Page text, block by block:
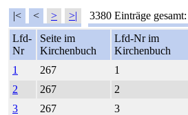
|< < > >| 3380 Einträge gesamt:
Lfd-
Nr
Seite im
Kirchenbuch
Lfd-Nr im
Kirchenbuch
1
267 1
2
267 2
3
267 3